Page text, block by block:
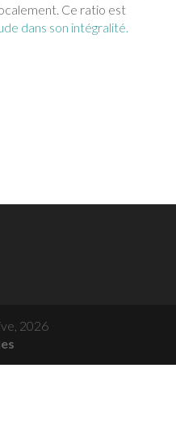
Ce ratio est
dans son intégralité.
2026